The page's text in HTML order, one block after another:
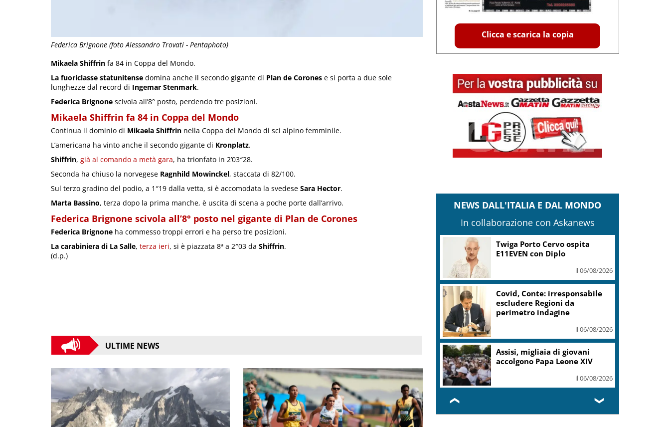
Federica Brignone (foto Alessandro Trovati - Pentaphoto)
Mikaela Shiffrin fa 84 in Coppa del Mondo.
La fuoriclasse statunitense domina anche il secondo gigante di Plan de Corones e si porta a due sole
lunghezze dal record di Ingemar Stenmark.
Federica Brignone scivola all’8° posto, perdendo tre posizioni.
Mikaela Shiffrin fa 84 in Coppa del Mondo
Continua il dominio di Mikaela Shiffrin nella Coppa del Mondo di sci alpino femminile.
L’americana ha vinto anche il secondo gigante di Kronplatz.
Shiffrin, già al comando a metà gara, ha trionfato in 2’03″28.
Seconda ha chiuso la norvegese Ragnhild Mowinckel, staccata di 82/100.
Sul terzo gradino del podio, a 1″19 dalla vetta, si è accomodata la svedese Sara Hector.
Marta Bassino, terza dopo la prima manche, è uscita di scena a poche porte dall’arrivo.
Federica Brignone scivola all’8° posto nel gigante di Plan de Corones
Federica Brignone ha commesso troppi errori e ha perso tre posizioni.
La carabiniera di La Salle, terza ieri, si è piazzata 8ª a 2″03 da Shiffrin.
(d.p.)
ULTIME NEWS
Clicca e scarica la copia
NEWS DALL'ITALIA E DAL MONDO
In collaborazione con Askanews
Twiga Porto Cervo ospita
E11EVEN con Diplo
il 06/08/2026
Covid, Conte: irresponsabile
escludere Regioni da
perimetro indagine
il 06/08/2026
Assisi, migliaia di giovani
accolgono Papa Leone XIV
il 06/08/2026
❮ ❯